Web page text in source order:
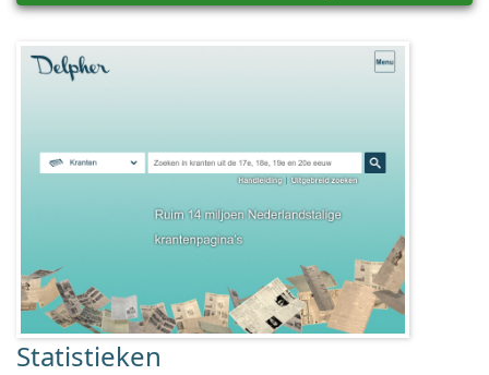
Statistieken